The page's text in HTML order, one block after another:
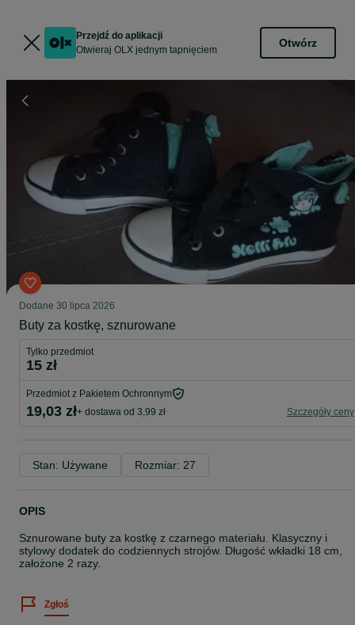
Przejdź do aplikacji
Otwieraj OLX jednym tapnięciem
Otwórz
Dodane 30 lipca 2026
Buty za kostkę, sznurowane
Tylko przedmiot
15 zł
Przedmiot z Pakietem Ochronnym
19,03 zł+ dostawa od 3,99 zł Szczegóły ceny
Stan: Używane Rozmiar: 27
OPIS
Sznurowane buty za kostkę z czarnego materiału. Klasyczny i
stylowy dodatek do codziennych strojów. Długość wkładki 18 cm,
założone 2 razy.
Zgłoś